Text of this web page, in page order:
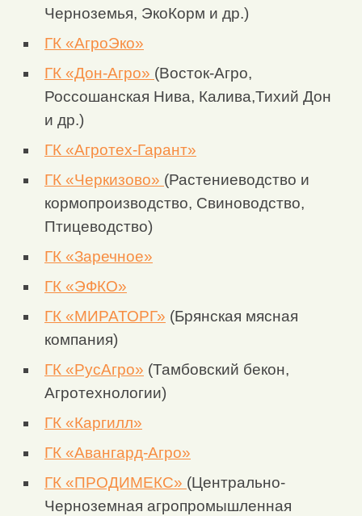
Черноземья, ЭкоКорм и др.)
ГК «АгроЭко»
ГК «Дон-Агро» (Восток-Агро,
Россошанская Нива, Калива,Тихий Дон
и др.)
ГК «Агротех-Гарант»
ГК «Черкизово» (Растениеводство и
кормопроизводство, Свиноводство,
Птицеводство)
ГК «Заречное»
ГК «ЭФКО»
ГК «МИРАТОРГ» (Брянская мясная
компания)
ГК «РусАгро» (Тамбовский бекон,
Агротехнологии)
ГК «Каргилл»
ГК «Авангард-Агро»
ГК «ПРОДИМЕКС» (Центрально-
Черноземная агропромышленная